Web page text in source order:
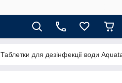
Таблетки для дезінфекції води